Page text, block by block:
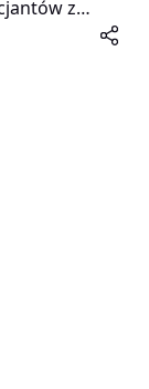
z
poruszać